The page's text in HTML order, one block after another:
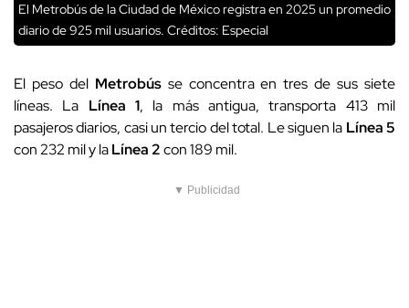
El Metrobús de la Ciudad de México registra en 2025 un promedio
diario de 925 mil usuarios. Créditos: Especial
El peso delMetrobússe concentra en tres de sus siete
líneas. La Línea 1, la más antigua, transporta 413 mil
pasajeros diarios, casi un tercio del total. Le siguen la Línea 5
con 232 mil y laLínea 2con 189 mil.
▼ Publicidad